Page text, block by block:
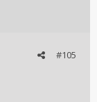
#105